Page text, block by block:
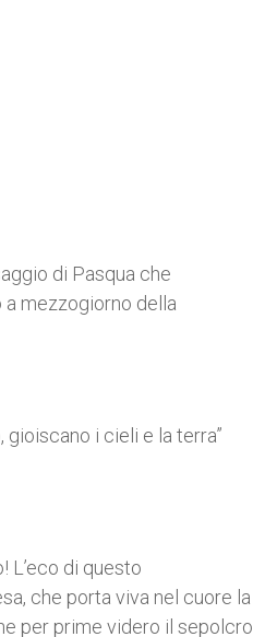
di Pasqua che
mezzogiorno della
i cieli e la terra”
L’eco di questo
che porta viva nel cuore la
per prime videro il sepolcro